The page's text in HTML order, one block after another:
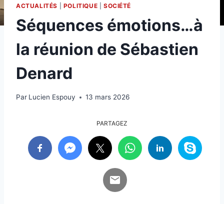
ACTUALITÉS POLITIQUE SOCIÉTÉ
Séquences émotions…à
la réunion de Sébastien
Denard
Par Lucien Espouy 13 mars 2026
PARTAGEZ